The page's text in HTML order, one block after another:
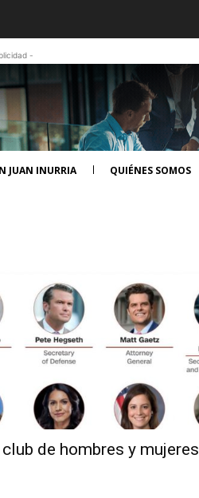
-
JUAN INURRIA QUIÉNES SOMOS
de hombres y mujeres